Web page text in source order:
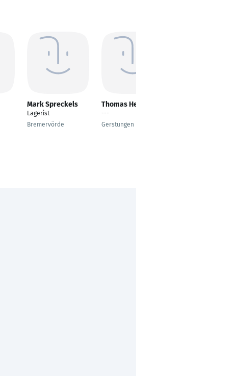
Mark Spreckels
Lagerist
Bremervörde
Thomas Hermann
---
Gerstungen